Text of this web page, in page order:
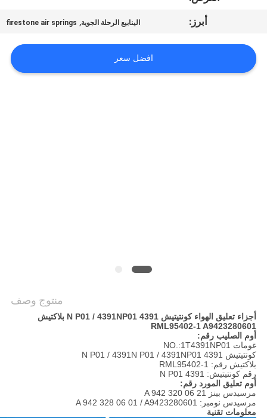
اقتباس
خريطة
أبرز: الينابيع الرحلة الجوية,
firestone air springs
افضل سعر
منتوج وصف
أجزاء تعليق الهواء كونتيتيش 4391 N P01 / 4391NP01 بلاكتيش
RML95402-1 A9423280601
أوم الصليب رقم:
غومات NO.:1T4391NP01
كونتيتيش 4391 N P01 / 4391N P01 / 4391NP01
بلاكتيش رقم: RML95402-1
رقم كونتيتيش: 4391 N P01
أوم تعليق المورد رقم:
مرسيدس بينز A 942 320 06 21
مرسيدس نومبر: A 942 328 06 01 / A9423280601
معلومات تقنية